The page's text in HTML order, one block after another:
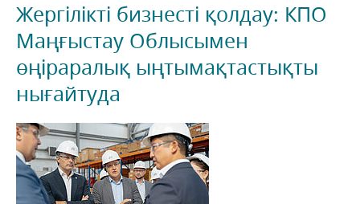
Жергілікті бизнесті қолдау: КПО
Маңғыстау Облысымен
өңіраралық ыңтымақтастықты
нығайтуда